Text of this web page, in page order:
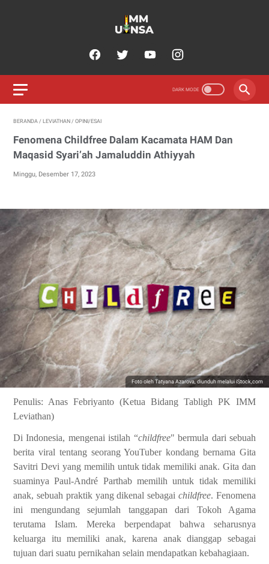
BERANDA / LEVIATHAN / OPINI/ESAI
Fenomena Childfree Dalam Kacamata HAM Dan
Maqasid Syari’ah Jamaluddin Athiyyah
Minggu, Desember 17, 2023
Foto oleh Tatyana Azarova, diunduh melalui iStock,com
Penulis: Anas Febriyanto (Ketua Bidang Tabligh PK IMM
Leviathan)
Di Indonesia, mengenai istilah “childfree" bermula dari sebuah
berita viral tentang seorang YouTuber kondang bernama Gita
Savitri Devi yang memilih untuk tidak memiliki anak. Gita dan
suaminya Paul-André Parthab memilih untuk tidak memiliki
anak, sebuah praktik yang dikenal sebagaichildfree. Fenomena
ini mengundang sejumlah tanggapan dari Tokoh Agama
terutama Islam. Mereka berpendapat bahwa seharusnya
keluarga itu memiliki anak, karena anak dianggap sebagai
tujuan dari suatu pernikahan selain mendapatkan kebahagiaan.